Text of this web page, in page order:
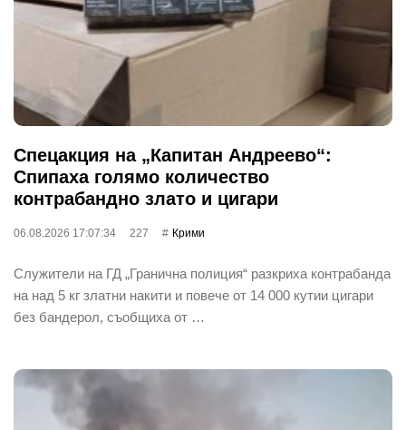
Спецакция на „Капитан Андреево“:
Спипаха голямо количество
контрабандно злато и цигари
06.08.2026 17:07:34 227 Крими
Служители на ГД „Гранична полиция“ разкриха контрабанда
на над 5 кг златни накити и повече от 14 000 кутии цигари
без бандерол, съобщиха от …